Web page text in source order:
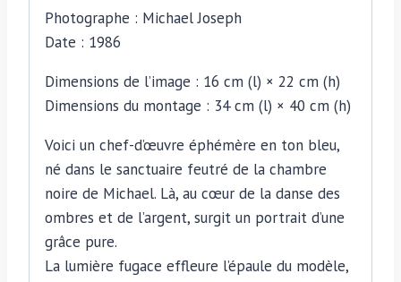
tirage
argentique
poétique
bleu
Photographe : Michael Joseph
Date : 1986
Dimensions de l’image : 16 cm (l) × 22 cm (h)
Dimensions du montage : 34 cm (l) × 40 cm (h)
Voici un chef-d’œuvre éphémère en ton bleu,
né dans le sanctuaire feutré de la chambre
noire de Michael. Là, au cœur de la danse des
ombres et de l’argent, surgit un portrait d’une
grâce pure.
La lumière fugace effleure l’épaule du modèle,